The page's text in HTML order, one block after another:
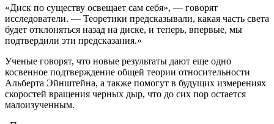
«Диск по существу освещает сам себя», — говорят
исследователи. — Теоретики предсказывали, какая часть света
будет отклоняться назад на диске, и теперь, впервые, мы
подтвердили эти предсказания.»
Ученые говорят, что новые результаты дают еще одно
косвенное подтверждение общей теории относительности
Альберта Эйнштейна, а также помогут в будущих измерениях
скоростей вращения черных дыр, что до сих пор остается
малоизученным.